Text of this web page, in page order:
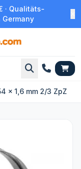
· Qualitäts-
x 1,6 mm 2/3 ZpZ